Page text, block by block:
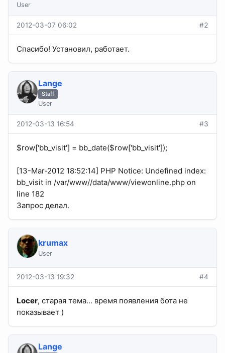
User
2012-03-07 06:02 #2
Спасибо! Установил, работает.
Lange
Staff
User
2012-03-13 16:54 #3
$row['bb_visit'] = bb_date($row['bb_visit']);
[13-Mar-2012 18:52:14] PHP Notice: Undefined index:
bb_visit in /var/www//data/www/viewonline.php on
line 182
Запрос делал.
krumax
User
2012-03-13 19:32 #4
Locer, старая тема... время появления бота не
показывает )
Lange